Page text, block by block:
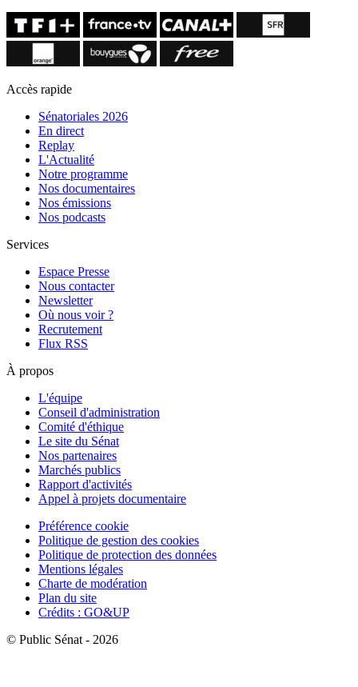
Accès rapide
Sénatoriales 2026
En direct
Replay
L'Actualité
Notre programme
Nos documentaires
Nos émissions
Nos podcasts
Services
Espace Presse
Nous contacter
Newsletter
Où nous voir ?
Recrutement
Flux RSS
À propos
L'équipe
Conseil d'administration
Comité d'éthique
Le site du Sénat
Nos partenaires
Marchés publics
Rapport d'activités
Appel à projets documentaire
Préférence cookie
Politique de gestion des cookies
Politique de protection des données
Mentions légales
Charte de modération
Plan du site
Crédits : GO&UP
© Public Sénat - 2026